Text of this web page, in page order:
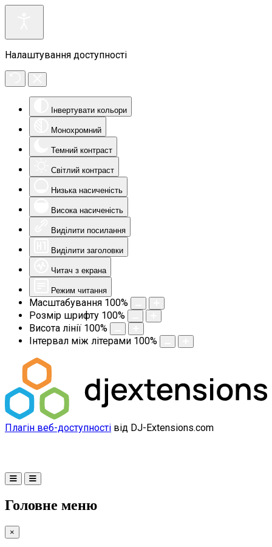
Налаштування доступності
Інвертувати кольори
Монохромний
Темний контраст
Світлий контраст
Низька насиченість
Висока насиченість
Виділити посилання
Виділити заголовки
Читач з екрана
Режим читання
Масштабування 100%
Розмір шрифту 100%
Висота лінії 100%
Інтервал між літерами 100%
Плагін веб-доступності від DJ-Extensions.com
Головне меню
×